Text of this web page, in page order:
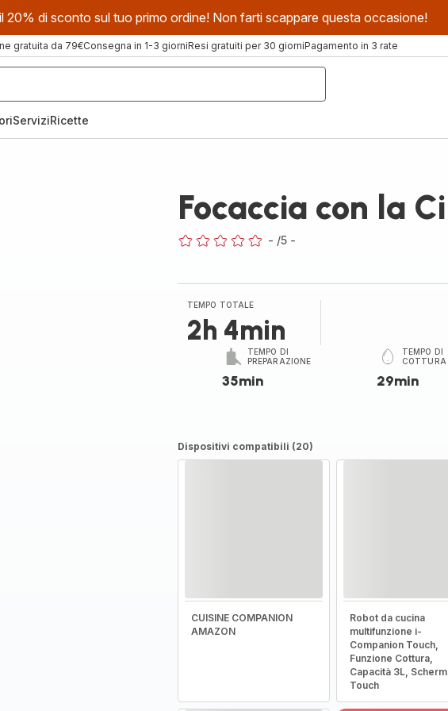
20% di sconto sul tuo primo ordine! Non farti scappare questa occasione!
gratuita da 79€Consegna in 1-3 giorniResi gratuiti per 30 giorniPagamento in 3 rate
ServiziRicette
Focaccia con la
- /5 -
TEMPO TOTALE
2h 4min
TEMPO DI
PREPARAZIONE
35min
TEMPO DI
COTTURA
29min
Dispositivi compatibili (20)
CUISINE COMPANION
AMAZON
Robot da cucina
multifunzione i-
Companion Touch,
Funzione Cottura,
Capacità 3L,
Touch